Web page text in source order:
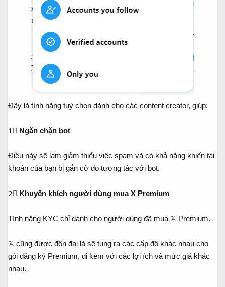
Đây là tính năng tuỳ chọn dành cho các content creator, giúp:
1⃣ Ngăn chặn bot
Điều này sẽ làm giảm thiểu việc spam và có khả năng khiến tài
khoản của bạn bị gắn cờ do tương tác với bot.
2⃣ Khuyến khích người dùng mua X Premium
Tính năng KYC chỉ dành cho người dùng đã mua 𝕏 Premium.
𝕏 cũng được đồn đại là sẽ tung ra các cấp độ khác nhau cho
gói đăng ký Premium, đi kèm với các lợi ích và mức giá khác
nhau.